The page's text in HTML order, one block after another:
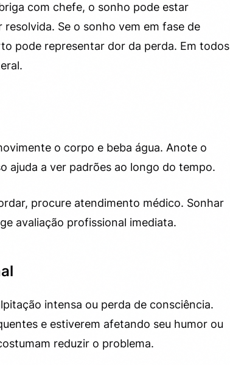
com chefe, o sonho pode estar
Se o sonho vem em fase de
pode representar dor da perda. Em todos
o corpo e beba água. Anote o
ajuda a ver padrões ao longo do tempo.
procure atendimento médico. Sonhar
avaliação profissional imediata.
intensa ou perda de consciência.
e estiverem afetando seu humor ou
reduzir o problema.